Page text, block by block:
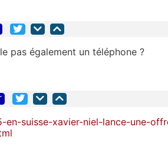
pas également un téléphone ?
en-suisse-xavier-niel-lance-une-